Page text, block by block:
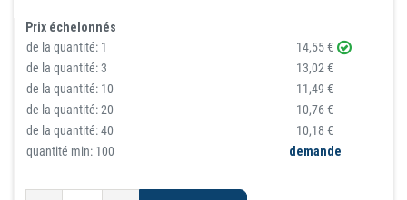
Prix échelonnés
de la quantité: 1
14,55 €
de la quantité:3
13,02 €
de la quantité: 10
11,49 €
de la quantité:20
10,76 €
de la quantité:40
10,18 €
quantité min: 100
demande